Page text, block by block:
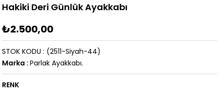
Hakiki Deri Günlük Ayakkabı
₺2.500,00
(2511-Siyah-44)
STOK KODU
Marka : Parlak Ayakkabı.
RENK